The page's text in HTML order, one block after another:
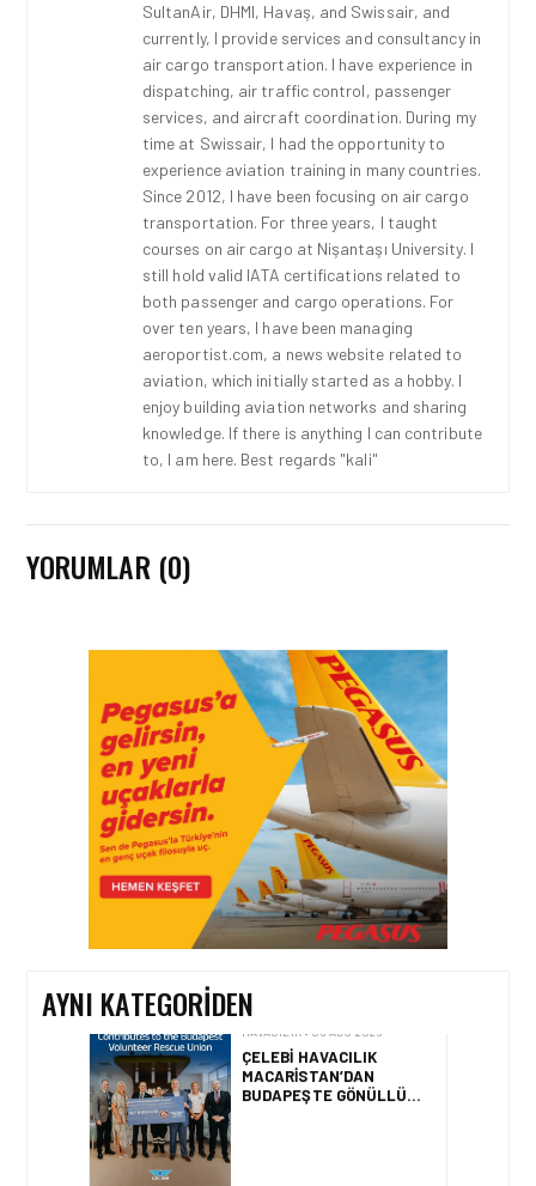
SultanAir, DHMI, Havaş, and Swissair, and
currently, I provide services and consultancy in
air cargo transportation. I have experience in
dispatching, air traffic control, passenger
services, and aircraft coordination. During my
time at Swissair, I had the opportunity to
experience aviation training in many countries.
Since 2012, I have been focusing on air cargo
transportation. For three years, I taught
courses on air cargo at Nişantaşı University. I
still hold valid IATA certifications related to
both passenger and cargo operations. For
over ten years, I have been managing
aeroportist.com, a news website related to
aviation, which initially started as a hobby. I
enjoy building aviation networks and sharing
knowledge. If there is anything I can contribute
to, I am here. Best regards "kali"
YORUMLAR (0)
AYNI KATEGORIDEN
HAVACILIK • 06 AĞU 2026
HITIT BILIŞIM 500’DE
SEKTÖREL YAZILIM
BIRINCISI
HAVACILIK • 05 AĞU 2026
YAKIT MALIYETLERINDEKI
YÜZDE 46’LIK ARTIŞA
KARŞI HANGI ÖNLEMLER
ALINIYOR?
HAVACILIK • 05 AĞU 2026
ÇELEBI HAVACILIK
MACARISTAN’DAN
BUDAPEŞTE GÖNÜLLÜ